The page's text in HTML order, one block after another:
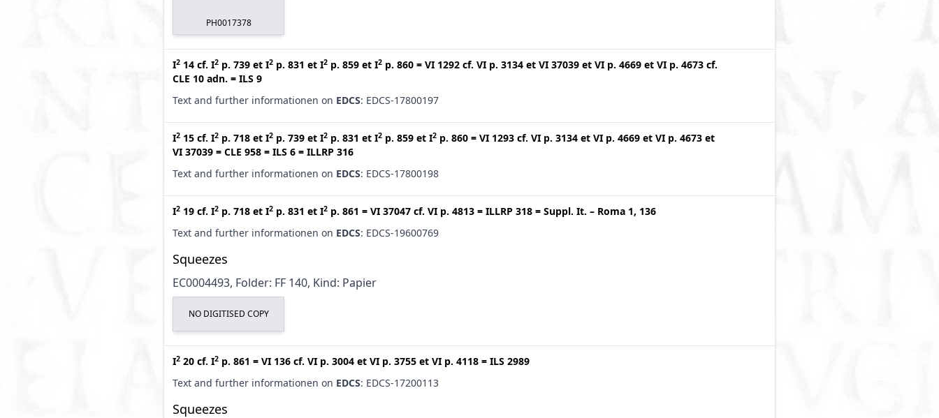
PH0017378
I2 14 cf. I2 p. 739 et I2 p. 831 et I2 p. 859 et I2 p. 860 = VI 1292 cf. VI p. 3134 et VI 37039 et VI p. 4669 et VI p. 4673 cf.
CLE 10 adn. = ILS 9
Text and further informationen on EDCS: EDCS-17800197
I2 15 cf. I2 p. 718 et I2 p. 739 et I2 p. 831 et I2 p. 859 et I2 p. 860 = VI 1293 cf. VI p. 3134 et VI p. 4669 et VI p. 4673 et
VI 37039 = CLE 958 = ILS 6 = ILLRP 316
Text and further informationen on EDCS: EDCS-17800198
I2 19 cf. I2 p. 718 et I2 p. 831 et I2 p. 861 = VI 37047 cf. VI p. 4813 = ILLRP 318 = Suppl. It. – Roma 1, 136
Text and further informationen on EDCS: EDCS-19600769
Squeezes
EC0004493, Folder: FF 140, Kind: Papier
NO DIGITISED COPY
I2 20 cf. I2 p. 861 = VI 136 cf. VI p. 3004 et VI p. 3755 et VI p. 4118 = ILS 2989
Text and further informationen on EDCS: EDCS-17200113
Squeezes